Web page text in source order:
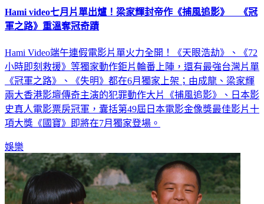
Hami video七月片單出爐！梁家輝封帝作《捕風追影》 《冠
軍之路》重溫奪冠奇蹟
Hami Video端午連假電影片單火力全開！《天眼浩劫》、《72
小時即刻救援》等獨家動作鉅片輪番上陣，還有最強台灣片單
《冠軍之路》、《失明》都在6月獨家上架；由成龍、梁家輝
兩大香港影壇傳奇主演的犯罪動作大片《捕風追影》、日本影
史真人電影票房冠軍，囊括第49屆日本電影金像獎最佳影片十
項大獎《國寶》即將在7月獨家登場。
娛樂